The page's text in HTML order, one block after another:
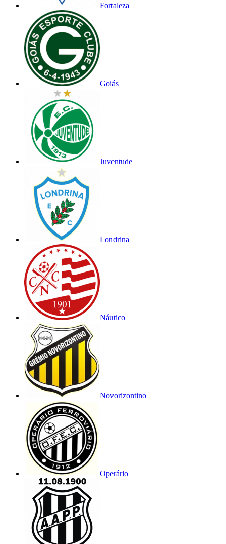
Fortaleza
Goiás
Juventude
Londrina
Náutico
Novorizontino
Operário